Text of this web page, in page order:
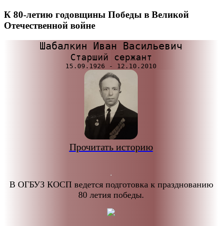
К 80-летию годовщины Победы в Великой
Отечественной войне
Шабалкин Иван Васильевич
Старший сержант
Прочитать историю
В ОГБУЗ КОСП ведется подготовка к празднованию
80 летия победы.